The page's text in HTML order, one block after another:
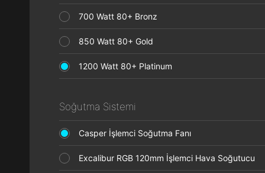
700 Watt 80+ Bronz
850 Watt 80+ Gold
1200 Watt 80+ Platinum
Soğutma Sistemi
Casper İşlemci Soğutma Fanı
Excalibur RGB 120mm İşlemci Hava Soğutucu